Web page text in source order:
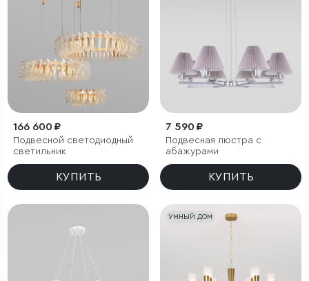
166 600 ₽
Подвесной светодиодный
светильник
КУПИТЬ
7 590 ₽
Подвесная люстра с
абажурами
КУПИТЬ
УМНЫЙ ДОМ